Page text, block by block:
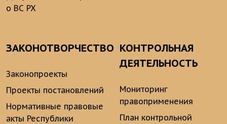
о ВС РХ
ЗАКОНОТВОРЧЕСТВО
Законопроекты
Проекты постановлений
Нормативные правовые
акты Республики
КОНТРОЛЬНАЯ
ДЕЯТЕЛЬНОСТЬ
Мониторинг
правоприменения
План контрольной